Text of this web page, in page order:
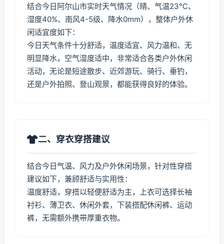
结合今日阿尔山市实时天气情况（晴、气温23℃、
湿度40%、南风4-5级、降水0mm），整体户外休
闲适宜度如下：
今日天气条件十分舒适，温度适宜、风力温和、无
明显降水，空气湿度适中，非常适合各类户外休闲
活动，无论是短途散步、近郊游玩、骑行、垂钓，
还是户外拍照、登山观景，都能获得良好的体验。
二、穿衣穿搭建议
结合今日气温、风力及户外休闲场景，针对性穿搭
建议如下，兼顾舒适与实用性：
温度舒适，穿搭以轻便舒适为主，上衣可选择长袖
衬衫、薄卫衣、休闲外套，下装搭配休闲裤、运动
裤，无需额外携带厚重衣物。